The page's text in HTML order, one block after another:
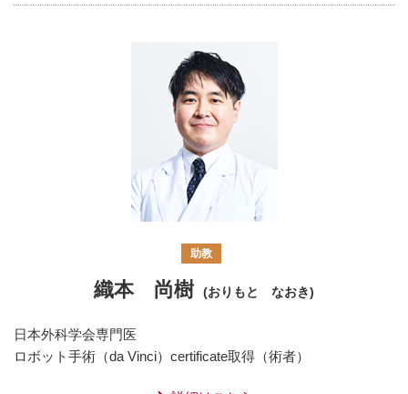
助教
織本 尚樹 (おりもと なおき)
日本外科学会専門医
ロボット手術（da Vinci）certificate取得（術者）